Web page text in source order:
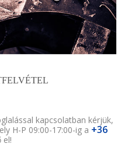
kapcsolatban kérjük,
H-P 09:00-17:00-ig a +36
el!